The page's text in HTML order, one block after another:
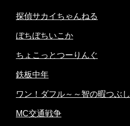
探偵サカイちゃんねる
ぼちぼちいこか
ちょこっとつーりんぐ
鉄板中年
ワン！ダフル～～智の暇つぶし
MC交通戦争